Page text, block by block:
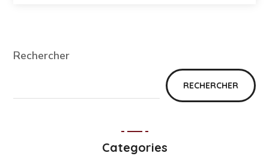
Rechercher
RECHERCHER
Categories